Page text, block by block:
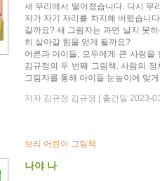
새 무리에서 떨어졌습니다. 다시 무
자가 자기 자리를 차지해 버렸습니
갈까요? 새 그림자는 과연 날지 못
히 살아갈 힘을 얻게 될까요?
어른과 아이들, 모두에게 큰 사랑
김규정의 두 번째 그림책. 사람의
그림자를 통해 아이들 눈높이에 맞
저자 김규정 김규정 | 출간일 2023-
보리 어린이 그림책
나야 나